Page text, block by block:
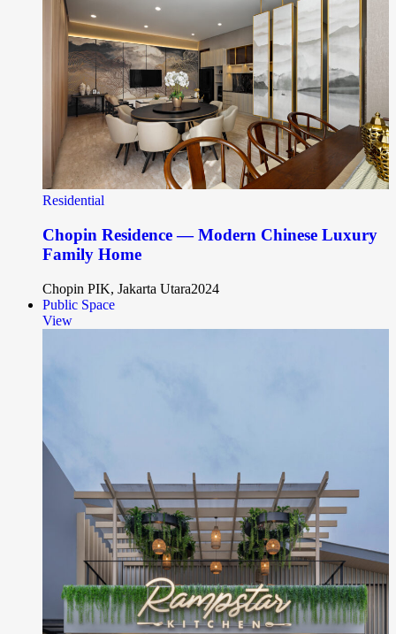
Residential
Chopin Residence — Modern Chinese Luxury
Family Home
Chopin PIK, Jakarta Utara2024
Public Space
View